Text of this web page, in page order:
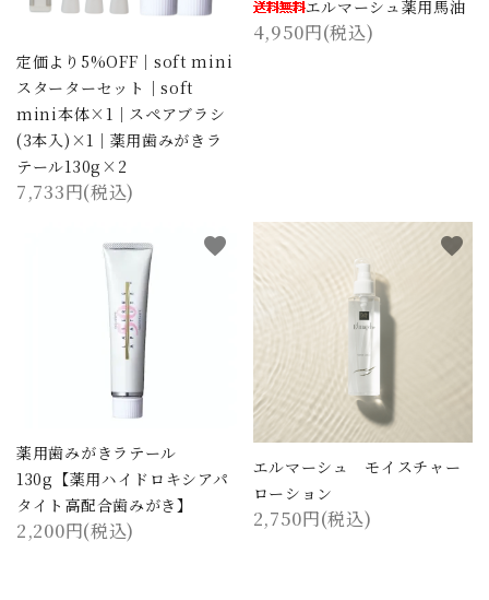
定価より5%OFF｜soft mini
スターターセット｜soft
mini本体×1｜スペアブラシ
(3本入)×1｜薬用歯みがきラ
テール130g×2
7,733円(税込)
エルマーシュ薬用馬油
4,950円(税込)
薬用歯みがきラテール
130g【薬用ハイドロキシアパ
タイト高配合歯みがき】
2,200円(税込)
favorite
エルマーシュ モイスチャー
ローション
2,750円(税込)
favorite